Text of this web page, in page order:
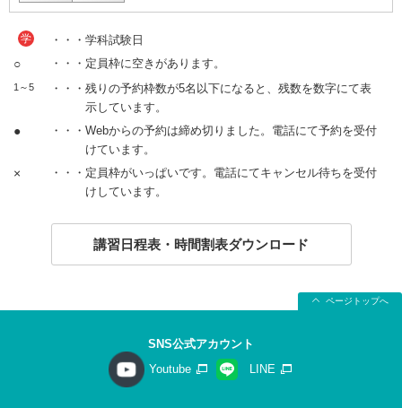
学 ・・・学科試験日
○ ・・・定員枠に空きがあります。
1～5
・・・残りの予約枠数が5名以下になると、残数を数字にて表
示しています。
●
・・・Webからの予約は締め切りました。電話にて予約を受付
けています。
×
・・・定員枠がいっぱいです。電話にてキャンセル待ちを受付
けしています。
講習日程表・時間割表ダウンロード
ページトップへ
SNS公式アカウント
Youtube
LINE